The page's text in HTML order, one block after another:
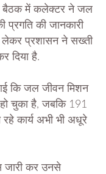
बैठक में कलेक्टर ने जल
प्रगति की जानकारी
लेकर प्रशासन ने सख्ती
दिया है.
कि जल जीवन मिशन
हो चुका है, जबकि 191
कार्य अभी भी अधूरे
जारी कर उनसे